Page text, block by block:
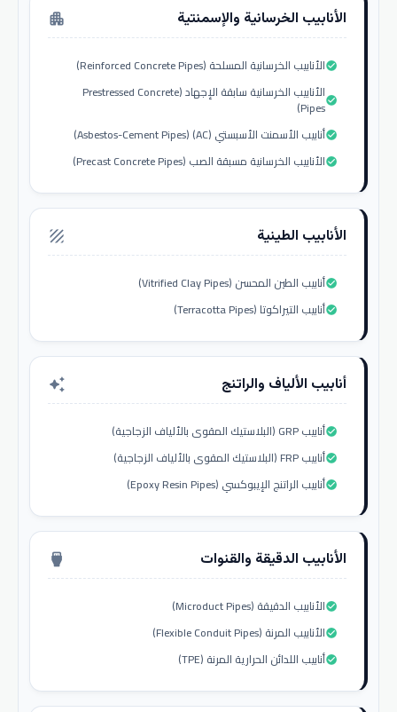
الأنابيب الخرسانية والإسمنتية apartment
الأنابيب الخرسانية المسلحة (Reinforced Concrete Pipes)check_circle
الأنابيب الخرسانية سابقة الإجهاد (Prestressed Concrete
Pipes)check_circle
أنابيب الأسمنت الأسبستي (AC) (Asbestos-Cement Pipes)check_circle
الأنابيب الخرسانية مسبقة الصب (Precast Concrete Pipes)check_circle
الأنابيب الطينية texture
أنابيب الطين المحسن (Vitrified Clay Pipes)check_circle
أنابيب التيراكوتا (Terracotta Pipes)check_circle
أنابيب الألياف والراتنج auto_awesome
أنابيب GRP (البلاستيك المقوى بالألياف الزجاجية)check_circle
أنابيب FRP (البلاستيك المقوى بالألياف الزجاجية)check_circle
أنابيب الراتنج الإيبوكسي (Epoxy Resin Pipes)check_circle
الأنابيب الدقيقة والقنوات settings_input_hdmi
الأنابيب الدقيقة (Microduct Pipes)check_circle
الأنابيب المرنة (Flexible Conduit Pipes)check_circle
أنابيب اللدائن الحرارية المرنة (TPE)check_circle